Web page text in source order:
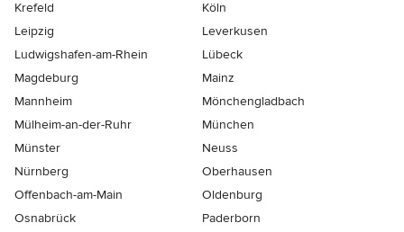
Krefeld
Köln
Leipzig
Leverkusen
Ludwigshafen-am-Rhein
Lübeck
Magdeburg
Mainz
Mannheim
Mönchen­gladbach
Mülheim-an-der-Ruhr
München
Münster
Neuss
Nürnberg
Oberhausen
Offenbach-am-Main
Oldenburg
Osnabrück
Paderborn